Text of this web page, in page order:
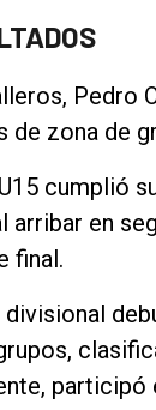
Pedro
de zona de
cumplió
arribar en
final.
divisional
participó